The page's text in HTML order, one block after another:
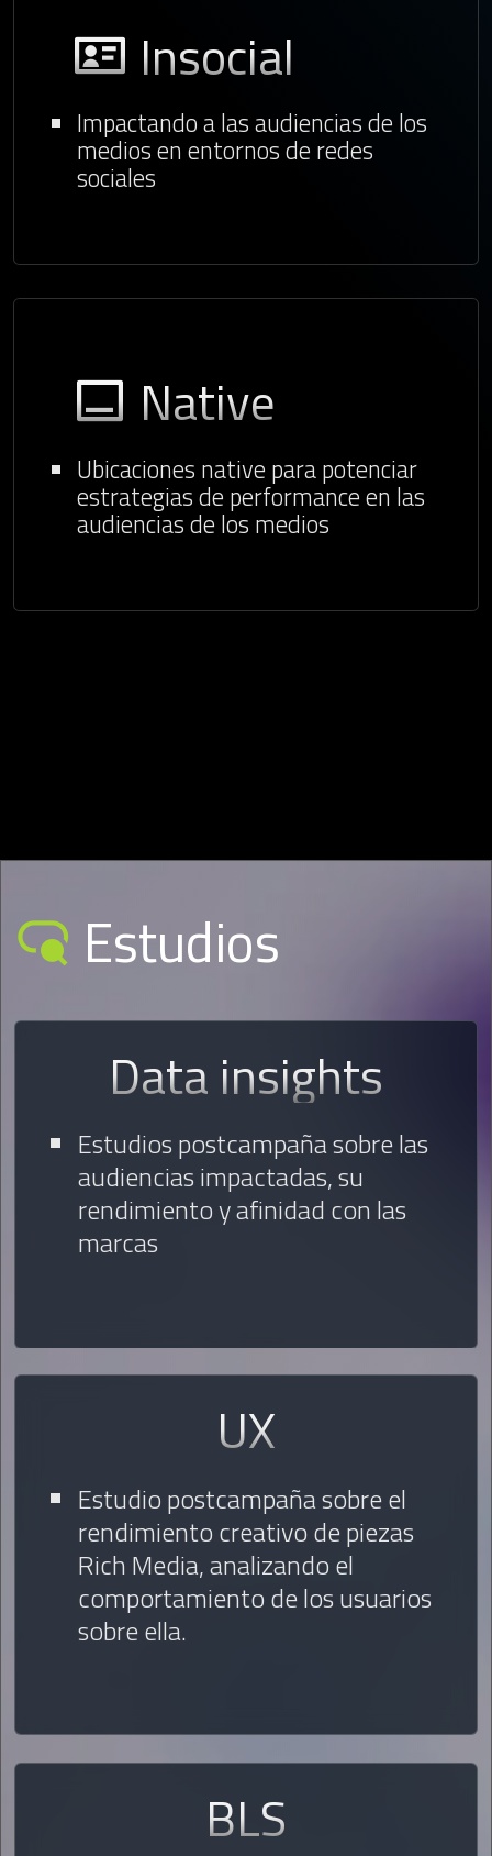
Insocial
Impactando a las audiencias de los
medios en entornos de redes
sociales
Native
Ubicaciones native para potenciar
estrategias de performance en las
audiencias de los medios
Estudios
Data insights
Estudios postcampaña sobre las
audiencias impactadas, su
rendimiento y afinidad con las
marcas
UX
Estudio postcampaña sobre el
rendimiento creativo de piezas
Rich Media, analizando el
comportamiento de los usuarios
sobre ella.
BLS